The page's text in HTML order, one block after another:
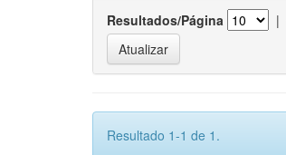
Resultados/Página |
Resultado 1-1 de 1.